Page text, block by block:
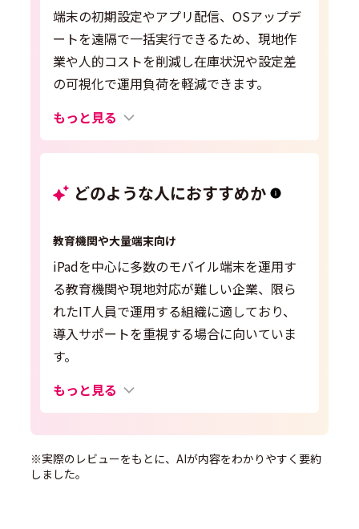
端末の初期設定やアプリ配信、OSアップデ
ートを遠隔で一括実行できるため、現地作
業や人的コストを削減し在庫状況や設定差
の可視化で運用負荷を軽減できます。
もっと見る
どのような人におすすめか
教育機関や大量端末向け
iPadを中心に多数のモバイル端末を運用す
る教育機関や現地対応が難しい企業、限ら
れたIT人員で運用する組織に適しており、
導入サポートを重視する場合に向いていま
す。
もっと見る
※実際のレビューをもとに、AIが内容をわかりやすく要約
しました。